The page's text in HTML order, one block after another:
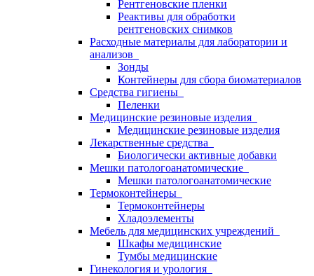
Рентгеновские пленки
Реактивы для обработки
рентгеновских снимков
Расходные материалы для лаборатории и
анализов
Зонды
Контейнеры для сбора биоматериалов
Средства гигиены
Пеленки
Медицинские резиновые изделия
Медицинские резиновые изделия
Лекарственные средства
Биологически активные добавки
Мешки патологоанатомические
Мешки патологоанатомические
Термоконтейнеры
Термоконтейнеры
Хладоэлементы
Мебель для медицинских учреждений
Шкафы медицинские
Тумбы медицинские
Гинекология и урология